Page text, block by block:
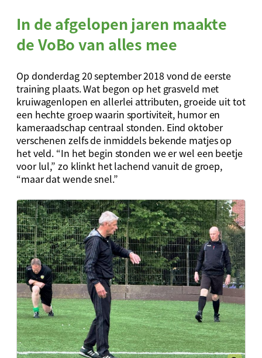
In de afgelopen jaren maakte
de VoBo van alles mee
Op donderdag 20 september 2018 vond de eerste
training plaats. Wat begon op het grasveld met
kruiwagenlopen en allerlei attributen, groeide uit tot
een hechte groep waarin sportiviteit, humor en
kameraadschap centraal stonden. Eind oktober
verschenen zelfs de inmiddels bekende matjes op
het veld. “In het begin stonden we er wel een beetje
voor lul,” zo klinkt het lachend vanuit de groep,
“maar dat wende snel.”